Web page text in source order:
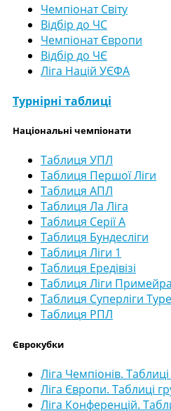
Чемпіонат Світу
Відбір до ЧС
Чемпіонат Європи
Відбір до ЧЄ
Ліга Націй УЄФА
Турнірні таблиці
Національні чемпіонати
Таблиця УПЛ
Таблиця Першої Ліги
Таблиця АПЛ
Таблиця Ла Ліга
Таблиця Серії А
Таблиця Бундесліги
Таблиця Ліги 1
Таблиця Ередівізі
Таблиця Ліги Примейра
Таблиця Суперліги
Таблиця РПЛ
Єврокубки
Ліга Чемпіонів.
Ліга Європи. Таблиці
Ліга Конференцій.